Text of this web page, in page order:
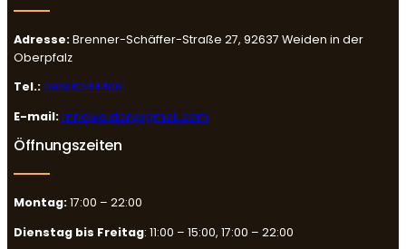
Adresse:Brenner-Schäffer-Straße 27, 92637 Weiden in der
Oberpfalz
Tel.:0961 63444081
E-mail:mrleweiden@gmail.com
Öffnungszeiten
Montag:17:00 – 22:00
Dienstag bis Freitag: 11:00 – 15:00, 17:00 – 22:00